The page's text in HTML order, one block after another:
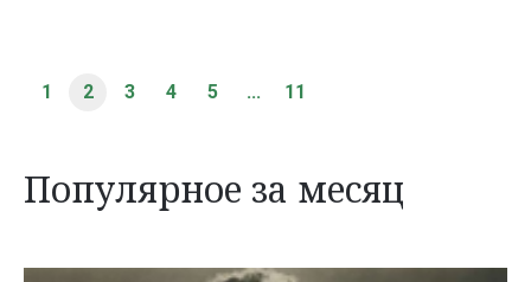
1 2 3 4 5 ... 11
Популярное за месяц